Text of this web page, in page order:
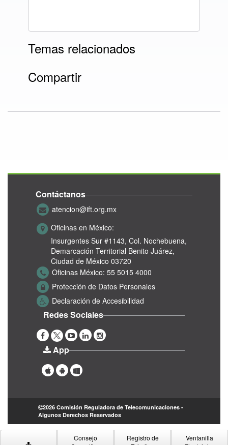
Consejo
Registro de
Ventanilla
Temas relacionados
Compartir
Contáctanos
atencion@ift.org.mx
Oficinas en México:
Insurgentes Sur #1143, Col. Nochebuena,
Demarcación Territorial Benito Juárez,
Ciudad de México 03720
Oficinas México: 55 5015 4000
Protección de Datos Personales
Declaración de Accesibilidad
Redes Sociales
App
2026 Comisión Reguladora de Telecomunicaciones -
Algunos Derechos Reservados